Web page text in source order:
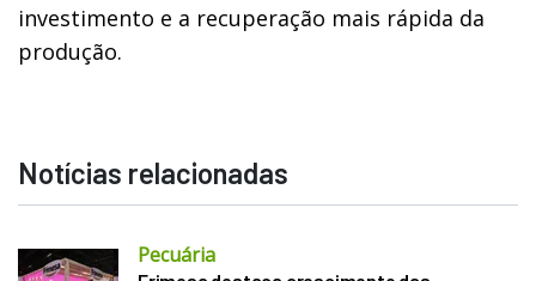
investimento e a recuperação mais rápida da
produção.
Notícias relacionadas
Pecuária